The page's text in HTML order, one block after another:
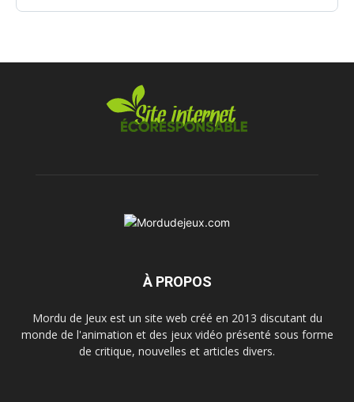
À PROPOS
Mordu de Jeux est un site web créé en 2013 discutant du
monde de l'animation et des jeux vidéo présenté sous forme
de critique, nouvelles et articles divers.